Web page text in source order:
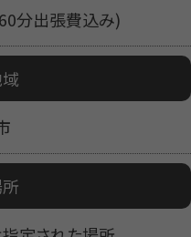
分出張費込み)